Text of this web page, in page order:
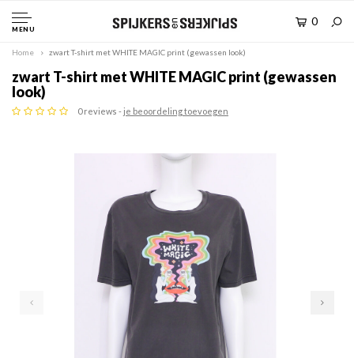
MENU
0
Home zwart T-shirt met WHITE MAGIC print (gewassen look)
zwart T-shirt met WHITE MAGIC print (gewassen
look)
0 reviews -je beoordeling toevoegen